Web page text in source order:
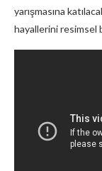
yarışmasına
hayallerini resimsel